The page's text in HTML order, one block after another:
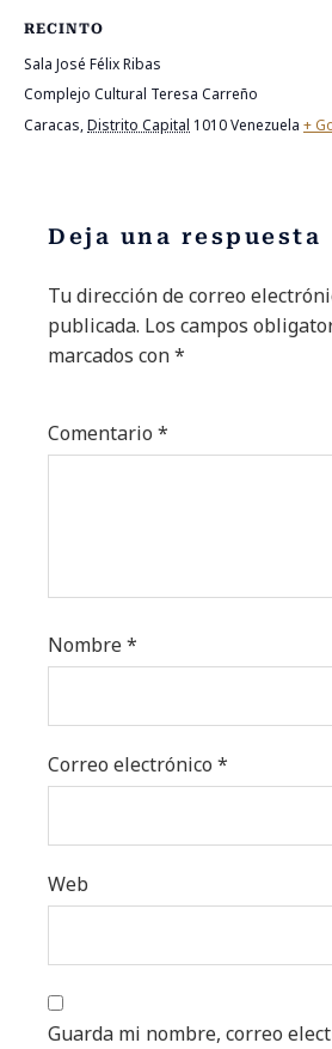
RECINTO
Sala José Félix Ribas
Complejo Cultural Teresa Carreño
Caracas,Distrito Capital 1010Venezuela +
Deja una respuesta
Tu dirección de correo
publicada. Los campos
marcados con*
Comentario *
Nombre*
Correo electrónico *
Web
Guarda mi nombre, correo
Alternative: